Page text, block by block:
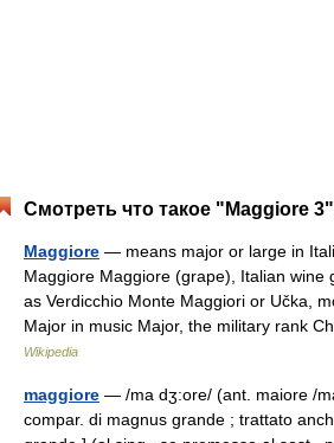
Смотреть что такое "Maggiore
Maggiore — means major or large in
Maggiore Maggiore (grape), Italian wine
as Verdicchio Monte Maggiori or Učka,
Major in music Major, the military rank
Wikipedia
maggiore — /ma dʒ:ore/ (ant. maiore /
compar. di magnus grande ; trattato